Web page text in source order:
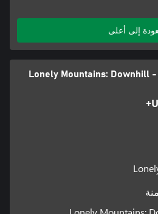
إلى أعلى
Lonely Mountains: Downhill